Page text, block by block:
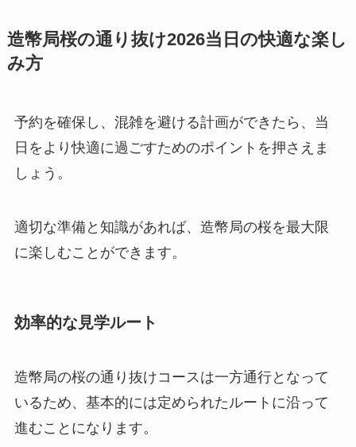
造幣局桜の通り抜け2026当日の快適な楽し
み方
予約を確保し、混雑を避ける計画ができたら、当
日をより快適に過ごすためのポイントを押さえま
しょう。
適切な準備と知識があれば、造幣局の桜を最大限
に楽しむことができます。
効率的な見学ルート
造幣局の桜の通り抜けコースは一方通行となって
いるため、基本的には定められたルートに沿って
進むことになります。